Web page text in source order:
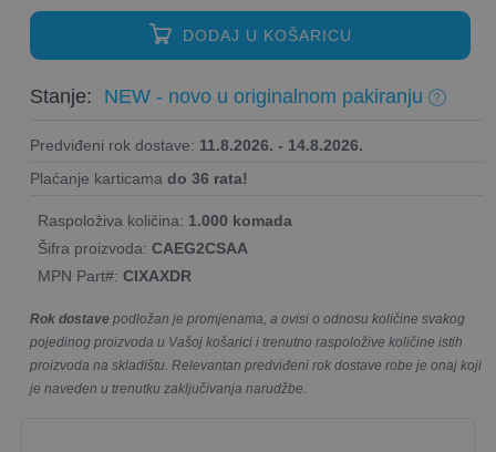
DODAJ U KOŠARICU
Stanje: NEW - novo u originalnom pakiranju
Predviđeni rok dostave: 11.8.2026. - 14.8.2026.
Plaćanje karticama do 36 rata!
Raspoloživa količina: 1.000 komada
Šifra proizvoda: CAEG2CSAA
MPN Part#: CIXAXDR
Rok dostave podložan je promjenama, a ovisi o odnosu količine svakog
pojedinog proizvoda u Vašoj košarici i trenutno raspoložive količine istih
proizvoda na skladištu. Relevantan predviđeni rok dostave robe je onaj koji
je naveden u trenutku zaključivanja narudžbe.